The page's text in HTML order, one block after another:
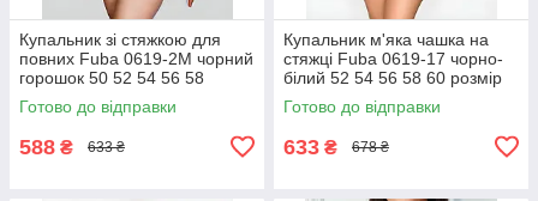
Купальник зі стяжкою для
повних Fuba 0619-2M чорний
горошок 50 52 54 56 58
розмір
Готово до відправки
588 ₴ 633 ₴
Купальник м'яка чашка на
стяжці Fuba 0619-17 чорно-
білий 52 54 56 58 60 розмір
Готово до відправки
633 ₴ 678 ₴